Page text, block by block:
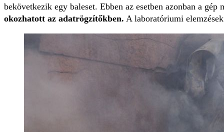
bekövetkezik egy baleset. Ebben az esetben azonban a
okozhatott az adatrögzítőkben. A laboratóriumi